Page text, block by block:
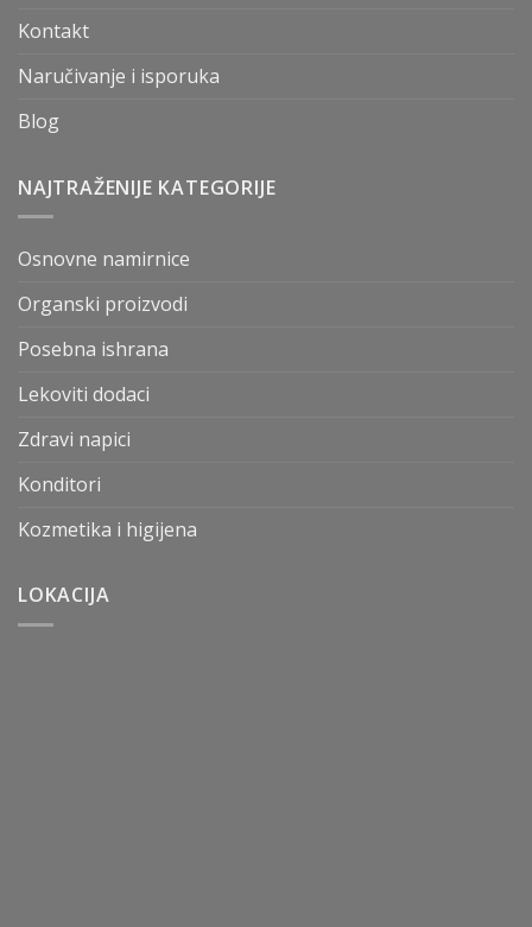
Kontakt
Naručivanje i isporuka
Blog
NAJTRAŽENIJE KATEGORIJE
Osnovne namirnice
Organski proizvodi
Posebna ishrana
Lekoviti dodaci
Zdravi napici
Konditori
Kozmetika i higijena
LOKACIJA